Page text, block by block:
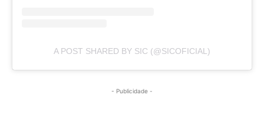
A POST SHARED BY SIC (@SICOFICIAL)
- Publicidade -